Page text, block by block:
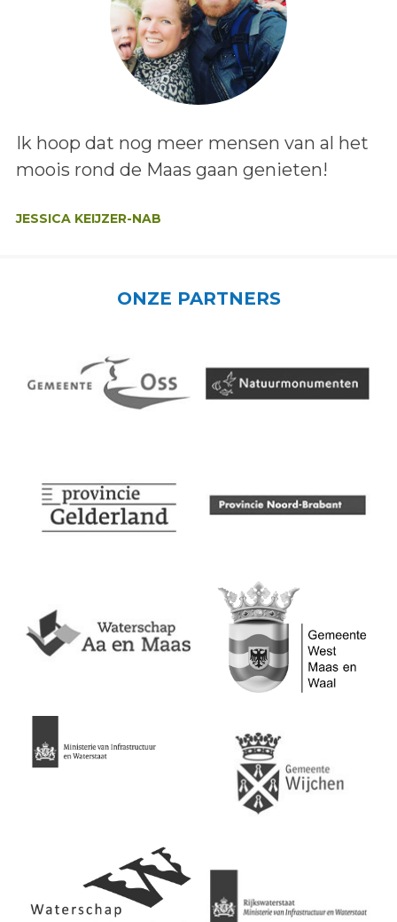
Lees het bericht:
Ik hoop dat nog meer mensen van al het
moois rond de Maas gaan genieten!
JESSICA KEIJZER-NAB
ONZE PARTNERS